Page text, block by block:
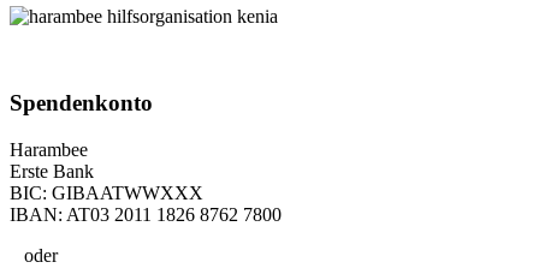
Spenden­konto
Harambee
Erste Bank
BIC: GIBAATWWXXX
IBAN: AT03 2011 1826 8762 7800
oder